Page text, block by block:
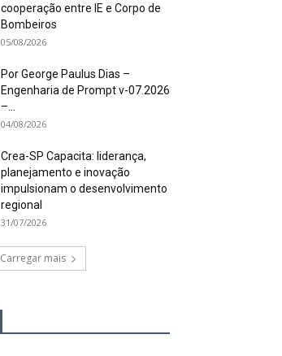
cooperação entre IE e Corpo de
Bombeiros
05/08/2026
Por George Paulus Dias –
Engenharia de Prompt v-07.2026
–...
04/08/2026
Crea-SP Capacita: liderança,
planejamento e inovação
impulsionam o desenvolvimento
regional
31/07/2026
Carregar mais